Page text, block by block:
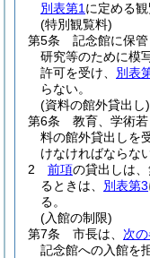
別表第1 に定める
(特別観覧料)
第5条
記念館に保
研究等のために模
許可を受け、 別表
らない。
(資料の館外貸出し)
第6条
教育、学術
料の館外貸出しを
けなければならない
2
前項の貸出しは、
るときは、 別表第3
る。
(入館の制限)
第7条
市長は、 次
記念館への入館を